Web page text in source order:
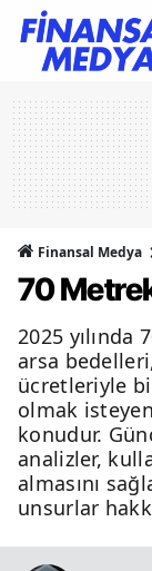
Finansal Medya
70
2025
arsa
ücretleriyle
olmak
konudur.
analizler,
almasını
unsurlar